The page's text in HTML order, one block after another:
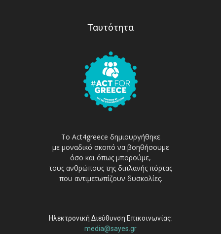
Ταυτότητα
Το Act4greece δημιουργήθηκε
με μοναδικό σκοπό να βοηθήσουμε
όσο και όπως μπορούμε,
τους ανθρώπους της διπλανής πόρτας
που αντιμετωπίζουν δυσκολίες.
Ηλεκτρονική Διεύθυνση Επικοινωνίας:
media@sayes.gr